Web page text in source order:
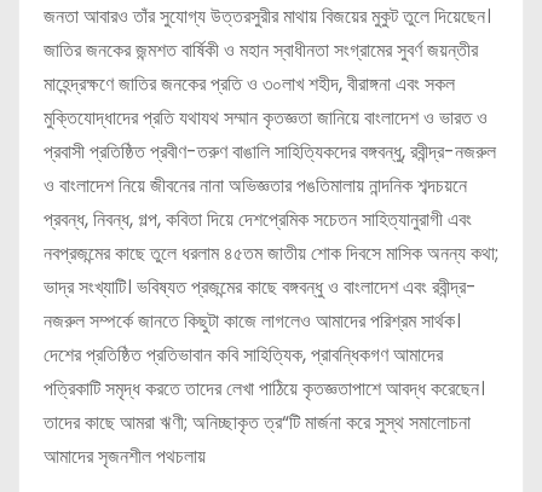
জনতা আবারও তাঁর সুযোগ্য উত্তরসুরীর মাথায় বিজয়ের মুকুট তুলে দিয়েছেন।
জাতির জনকের জন্মশত বার্ষিকী ও মহান স্বাধীনতা সংগ্রামের সুবর্ণ জয়ন্তীর
মাহেন্দ্রক্ষণে জাতির জনকের প্রতি ও ৩০লাখ শহীদ, বীরাঙ্গনা এবং সকল
মুক্তিযোদ্ধাদের প্রতি যথাযথ সম্মান কৃতজ্ঞতা জানিয়ে বাংলাদেশ ও ভারত ও
প্রবাসী প্রতিষ্ঠিত প্রবীণ-তরুণ বাঙালি সাহিত্যিকদের বঙ্গবন্ধু, রবীন্দ্র-নজরুল
ও বাংলাদেশ নিয়ে জীবনের নানা অভিজ্ঞতার পঙতিমালায় নান্দনিক শব্দচয়নে
প্রবন্ধ, নিবন্ধ, গল্প, কবিতা দিয়ে দেশপ্রেমিক সচেতন সাহিত্যানুরাগী এবং
নবপ্রজন্মের কাছে তুলে ধরলাম ৪৫তম জাতীয় শোক দিবসে মাসিক অনন্য কথা;
ভাদ্র সংখ্যাটি। ভবিষ্যত প্রজন্মের কাছে বঙ্গবন্ধু ও বাংলাদেশ এবং রবীন্দ্র-
নজরুল সম্পর্কে জানতে কিছুটা কাজে লাগলেও আমাদের পরিশ্রম সার্থক।
দেশের প্রতিষ্ঠিত প্রতিভাবান কবি সাহিত্যিক, প্রাবন্ধিকগণ আমাদের
পত্রিকাটি সমৃদ্ধ করতে তাদের লেখা পাঠিয়ে কৃতজ্ঞতাপাশে আবদ্ধ করেছেন।
তাদের কাছে আমরা ঋণী; অনিচ্ছাকৃত ত্র“টি মার্জনা করে সুস্থ সমালোচনা
আমাদের সৃজনশীল পথচলায়